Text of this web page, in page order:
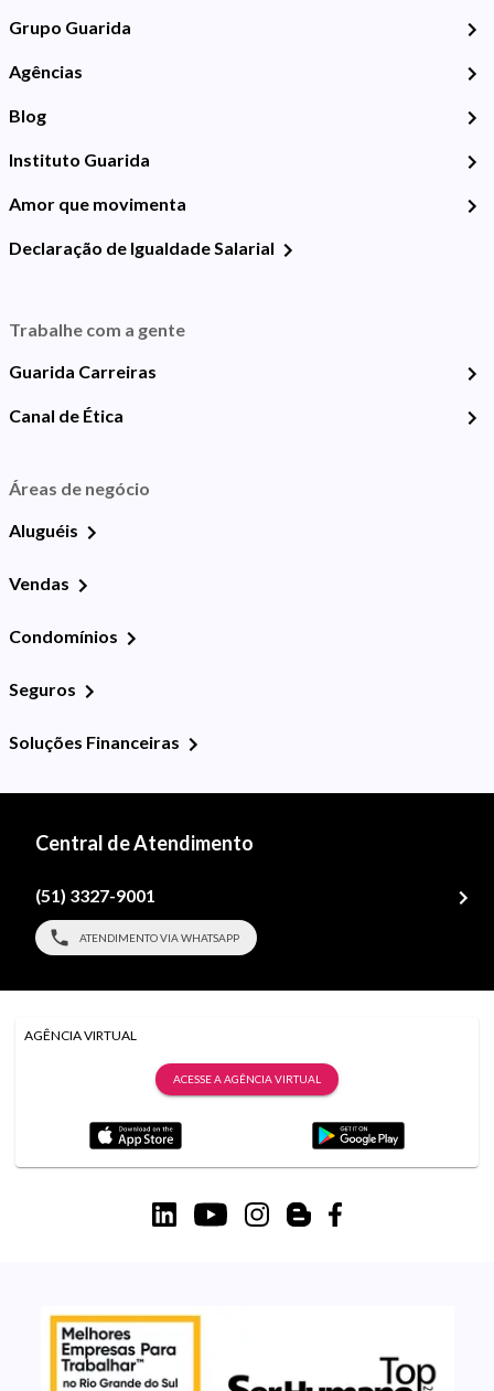
Grupo Guarida
Agências
Blog
Instituto Guarida
Amor que movimenta
Declaração de Igualdade Salarial
Trabalhe com a gente
Guarida Carreiras
Canal de Ética
Áreas de negócio
Aluguéis
Vendas
Condomínios
Seguros
Soluções Financeiras
Central de Atendimento
(51) 3327-9001
ATENDIMENTO VIA WHATSAPP
AGÊNCIA VIRTUAL
ACESSE A AGÊNCIA VIRTUAL